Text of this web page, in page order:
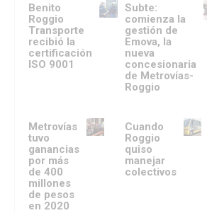
Benito
Roggio
Transporte
recibió la
certificación
ISO 9001
Subte:
comienza la
gestión de
Emova, la
nueva
concesionaria
de Metrovías-
Roggio
Metrovías
tuvo
ganancias
por más
de 400
millones
de pesos
en 2020
Cuando
Roggio
quiso
manejar
colectivos